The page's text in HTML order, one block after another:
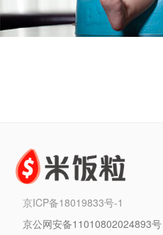
京ICP备18019833号-1
京公网安备11010802024893号